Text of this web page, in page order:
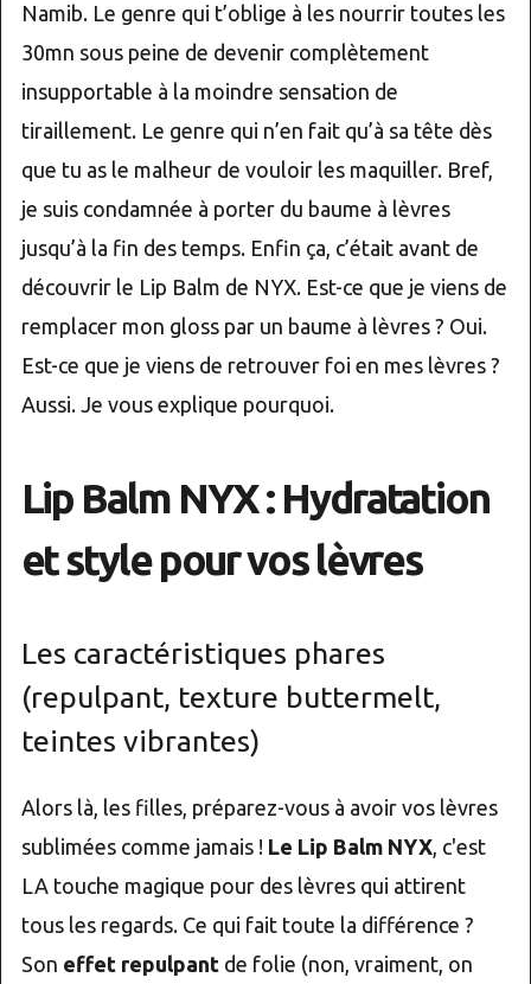
Namib. Le genre qui t’oblige à les nourrir toutes les
30mn sous peine de devenir complètement
insupportable à la moindre sensation de
tiraillement. Le genre qui n’en fait qu’à sa tête dès
que tu as le malheur de vouloir les maquiller. Bref,
je suis condamnée à porter du baume à lèvres
jusqu’à la fin des temps. Enfin ça, c’était avant de
découvrir le Lip Balm de NYX. Est-ce que je viens de
remplacer mon gloss par un baume à lèvres ? Oui.
Est-ce que je viens de retrouver foi en mes lèvres ?
Aussi. Je vous explique pourquoi.
Lip Balm NYX : Hydratation
et style pour vos lèvres
Les caractéristiques phares
(repulpant, texture buttermelt,
teintes vibrantes)
Alors là, les filles, préparez-vous à avoir vos lèvres
sublimées comme jamais ! Le Lip Balm NYX, c'est
LA touche magique pour des lèvres qui attirent
tous les regards. Ce qui fait toute la différence ?
Son effet repulpant de folie (non, vraiment, on